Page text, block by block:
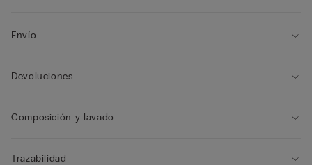
Envío
Devoluciones
Composición y lavado
Trazabilidad